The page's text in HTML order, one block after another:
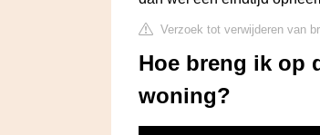
Verzoek tot verwijderen van
Hoe breng ik op
woning?